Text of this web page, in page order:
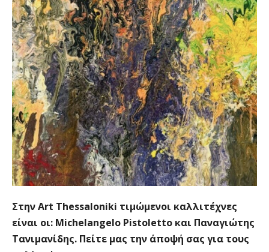
Στην Art Thessaloniki τιμώμενοι καλλιτέχνες
είναι οι: Michelangelo Pistoletto και Παναγιώτης
Τανιμανίδης. Πείτε μας την άποψή σας για τους